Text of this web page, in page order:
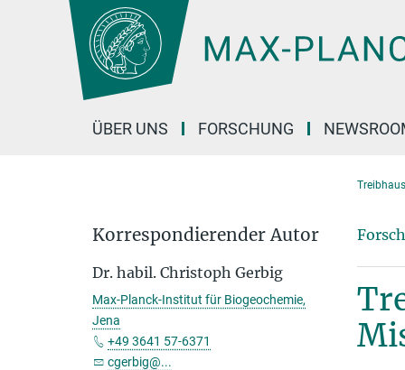
Hauptinhalt
ÜBER UNS FORSCHUNG
Korrespondierender Autor
Dr. habil. Christoph Gerbig
Max-Planck-Institut für Biogeochemie,
Jena
+49 3641 57-6371
cgerbig@...